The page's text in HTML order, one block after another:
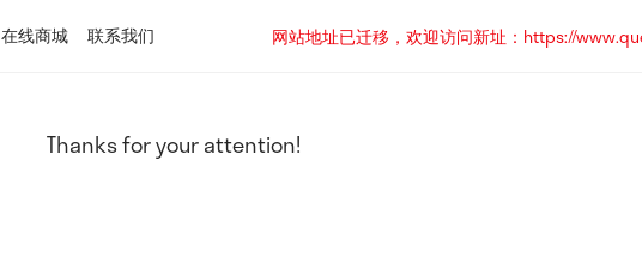
在线商城 联系我们
网站地址已迁移，欢迎访问新址：https://
Thanks for your attention!